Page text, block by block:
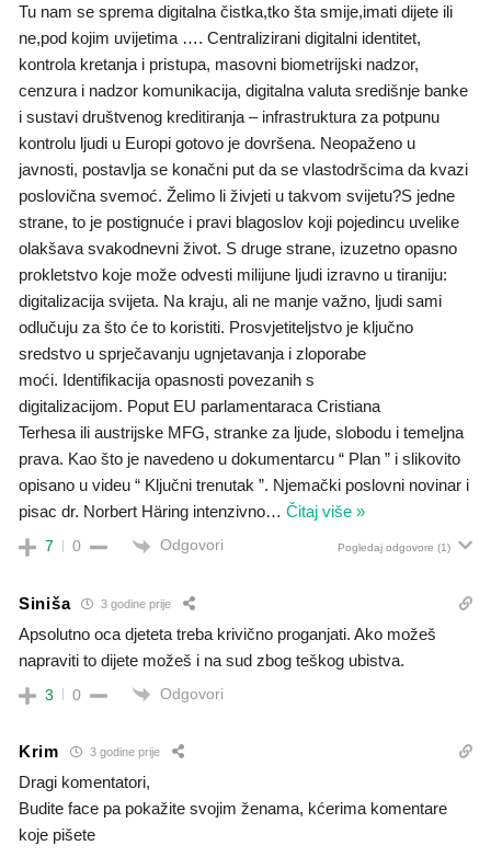
Tu nam se sprema digitalna čistka,tko šta smije,imati dijete ili
ne,pod kojim uvijetima …. Centralizirani digitalni identitet,
kontrola kretanja i pristupa, masovni biometrijski nadzor,
cenzura i nadzor komunikacija, digitalna valuta središnje banke
i sustavi društvenog kreditiranja – infrastruktura za potpunu
kontrolu ljudi u Europi gotovo je dovršena. Neopaženo u
javnosti, postavlja se konačni put da se vlastodršcima da kvazi
poslovična svemoć. Želimo li živjeti u takvom svijetu?S jedne
strane, to je postignuće i pravi blagoslov koji pojedincu uvelike
olakšava svakodnevni život. S druge strane, izuzetno opasno
prokletstvo koje može odvesti milijune ljudi izravno u tiraniju:
digitalizacija svijeta. Na kraju, ali ne manje važno, ljudi sami
odlučuju za što će to koristiti. Prosvjetiteljstvo je ključno
sredstvo u sprječavanju ugnjetavanja i zloporabe
moći. Identifikacija opasnosti povezanih s
digitalizacijom. Poput EU parlamentaraca Cristiana
Terhesa ili austrijske MFG, stranke za ljude, slobodu i temeljna
prava. Kao što je navedeno u dokumentarcu “ Plan ” i slikovito
opisano u videu “ Ključni trenutak ”. Njemački poslovni novinar i
pisac dr. Norbert Häring intenzivno… Čitaj više »
7 0 Odgovori Pogledaj odgovore (1)
Siniša 3 godine prije
Apsolutno oca djeteta treba krivično proganjati. Ako možeš
napraviti to dijete možeš i na sud zbog teškog ubistva.
3 0 Odgovori
Krim 3 godine prije
Dragi komentatori,
Budite face pa pokažite svojim ženama, kćerima komentare
koje pišete